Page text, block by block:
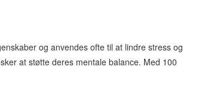
og anvendes ofte til at lindre stress og
at støtte deres mentale balance. Med 100